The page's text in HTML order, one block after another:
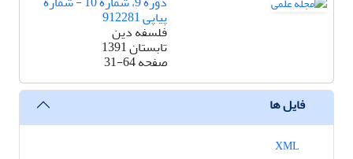
پیاپی 912281
فلسفه دین
تابستان 1391
صفحه31-64
فایل ها